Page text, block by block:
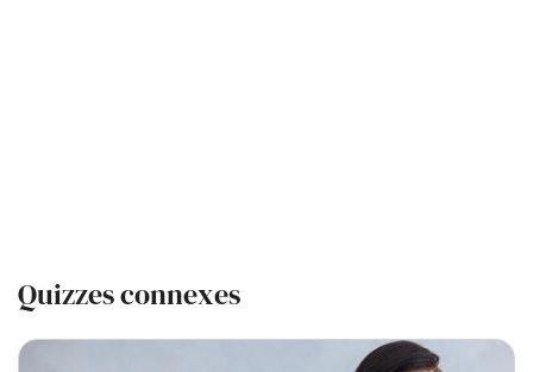
Quizzes connexes